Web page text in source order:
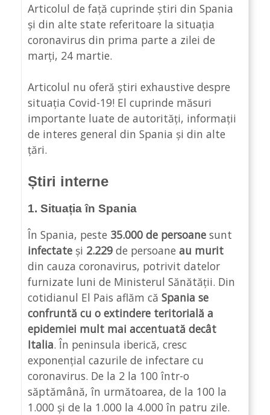
Articolul de față cuprinde știri din Spania
și din alte state referitoare la situația
coronavirus din prima parte a zilei de
marți, 24 martie.
Articolul nu oferă știri exhaustive despre
situația Covid-19! El cuprinde măsuri
importante luate de autorități, informații
de interes general din Spania și din alte
țări.
Știri interne
1. Situația în Spania
În Spania, peste 35.000 de persoane sunt
infectate și 2.229 de persoane au murit
din cauza coronavirus, potrivit datelor
furnizate luni de Ministerul Sănătății. Din
cotidianul El Pais aflăm că Spania se
confruntă cu o extindere teritorială a
epidemiei mult mai accentuată decât
Italia. În peninsula iberică, cresc
exponențial cazurile de infectare cu
coronavirus. De la 2 la 100 într-o
săptămână, în următoarea, de la 100 la
1.000 și de la 1.000 la 4.000 în patru zile.